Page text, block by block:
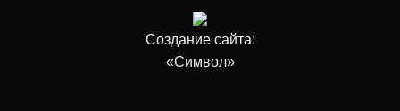
Создание сайта:
«Символ»